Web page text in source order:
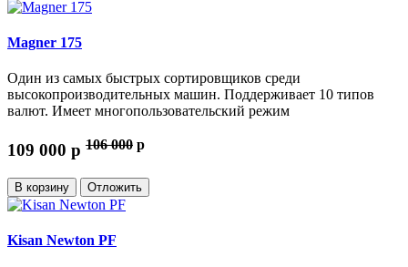
Magner 175
Один из самых быстрых сортировщиков среди
высокопроизводительных машин. Поддерживает 10 типов
валют. Имеет многопользовательский режим
109 000 p 106 000 p
В корзину Отложить
Kisan Newton PF